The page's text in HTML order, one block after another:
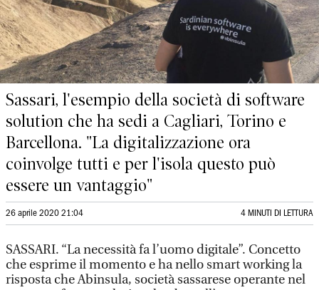
Sassari, l'esempio della società di software
solution che ha sedi a Cagliari, Torino e
Barcellona. "La digitalizzazione ora
coinvolge tutti e per l'isola questo può
essere un vantaggio"
26 aprile 2020 21:04 4 MINUTI DI LETTURA
SASSARI. “La necessità fa l’uomo digitale”. Concetto
che esprime il momento e ha nello smart working la
risposta che Abinsula, società sassarese operante nel